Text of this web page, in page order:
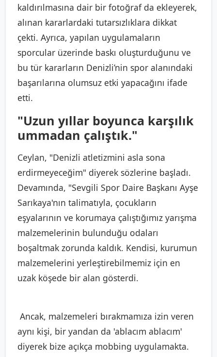
kaldırılmasına dair bir fotoğraf da ekleyerek,
alınan kararlardaki tutarsızlıklara dikkat
çekti. Ayrıca, yapılan uygulamaların
sporcular üzerinde baskı oluşturduğunu ve
bu tür kararların Denizli’nin spor alanındaki
başarılarına olumsuz etki yapacağını ifade
etti.
"Uzun yıllar boyunca karşılık
ummadan çalıştık."
Ceylan, "Denizli atletizmini asla sona
erdirmeyeceğim" diyerek sözlerine başladı.
Devamında, "Sevgili Spor Daire Başkanı Ayşe
Sarıkaya'nın talimatıyla, çocukların
eşyalarının ve korumaya çalıştığımız yarışma
malzemelerinin bulunduğu odaları
boşaltmak zorunda kaldık. Kendisi, kurumun
malzemelerini yerleştirebilmemiz için en
uzak köşede bir alan gösterdi.
Ancak, malzemeleri bırakmamıza izin veren
aynı kişi, bir yandan da 'ablacım ablacım'
diyerek bize açıkça mobbing uygulamakta.